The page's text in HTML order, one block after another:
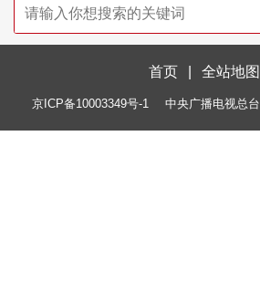
首页 全站地图
京ICP备10003349号-1 中央广播电视总台